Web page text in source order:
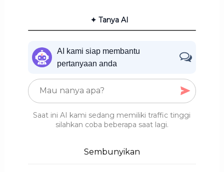
✦ Tanya AI
AI kami siap membantu
pertanyaan anda
Saat ini AI kami sedang memiliki traffic tinggi
silahkan coba beberapa saat lagi.
Sembunyikan